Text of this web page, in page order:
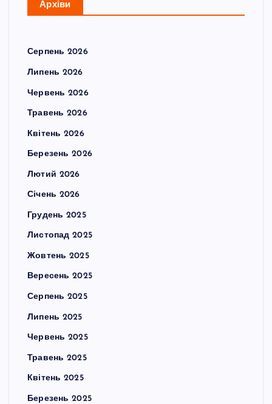
Архіви
Серпень 2026
Липень 2026
Червень 2026
Травень 2026
Квітень 2026
Березень 2026
Лютий 2026
Січень 2026
Грудень 2025
Листопад 2025
Жовтень 2025
Вересень 2025
Серпень 2025
Липень 2025
Червень 2025
Травень 2025
Квітень 2025
Березень 2025